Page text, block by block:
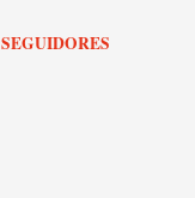
SEGUIDORES